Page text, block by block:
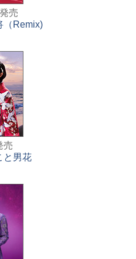
売
（Remix)
売
と男花